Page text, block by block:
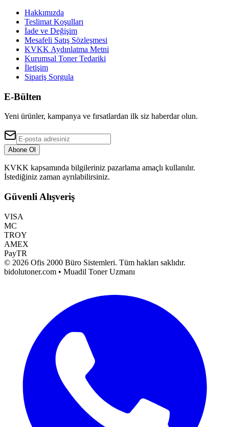
Hakkımızda
Teslimat Koşulları
İade ve Değişim
Mesafeli Satış Sözleşmesi
KVKK Aydınlatma Metni
Kurumsal Toner Tedariki
İletişim
Sipariş Sorgula
E-Bülten
Yeni ürünler, kampanya ve fırsatlardan ilk siz haberdar olun.
Abone Ol
KVKK kapsamında bilgileriniz pazarlama amaçlı kullanılır.
İstediğiniz zaman ayrılabilirsiniz.
Güvenli Alışveriş
VISA
MC
TROY
AMEX
PayTR
© 2026 Ofis 2000 Büro Sistemleri. Tüm hakları saklıdır.
bidolutoner.com • Muadil Toner Uzmanı